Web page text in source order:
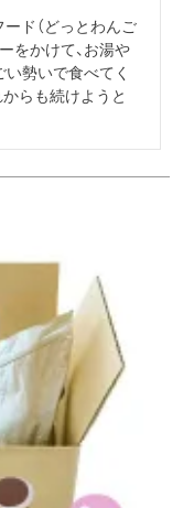
ド（どっとわんご
をかけて、お湯や
い勢いで食べてく
らも続けようと